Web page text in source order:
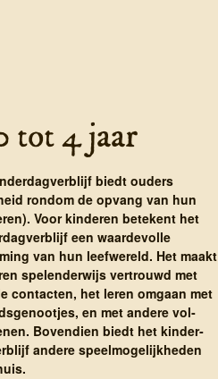
tot 4 jaar
biedt ouders
rondom de opvang van hun
Voor kinderen betekent het
een waardevolle
van hun leefwereld. Het maakt
spelenderwijs vertrouwd met
contacten, het leren omgaan met
en met andere vol­
Bovendien biedt het kinder­
andere speel­mogelijk­heden